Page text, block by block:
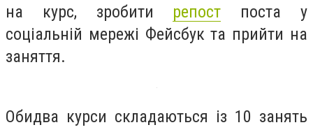
на курс, зробити репост поста у
соціальній мережі Фейсбук та прийти на
заняття.
Обидва курси складаються із 10 занять